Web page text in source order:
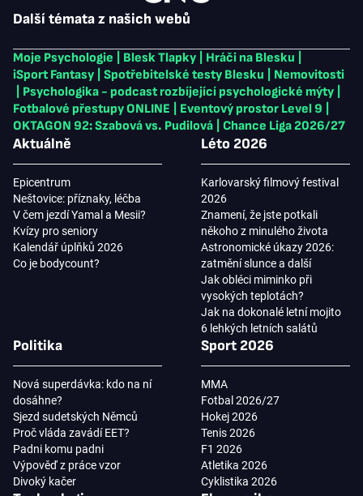
Další témata z našich webů
Moje Psychologie Blesk Tlapky Hráči na Blesku
iSport Fantasy
Spotřebitelské testy Blesku
Nemovitosti
Psychologika - podcast rozbíjející psychologické mýty
Fotbalové přestupy ONLINE
Eventový prostor Level 9
OKTAGON 92: Szabová vs. Pudilová
Chance Liga 2026/27
Aktuálně
Epicentrum
Neštovice: příznaky, léčba
V čem jezdí Yamal a Mesii?
Kvízy pro seniory
Kalendář úplňků 2026
Co je bodycount?
Léto 2026
Karlovarský filmový festival
2026
Znamení, že jste potkali
někoho z minulého života
Astronomické úkazy 2026:
zatmění slunce a další
Jak obléci miminko při
vysokých teplotách?
Jak na dokonalé letní mojito
6 lehkých letních salátů
Politika
Nová superdávka: kdo na ní
dosáhne?
Sjezd sudetských Němců
Proč vláda zavádí EET?
Padni komu padni
Výpověď z práce vzor
Divoký kačer
Sport 2026
MMA
Fotbal 2026/27
Hokej 2026
Tenis 2026
F1 2026
Atletika 2026
Cyklistika 2026